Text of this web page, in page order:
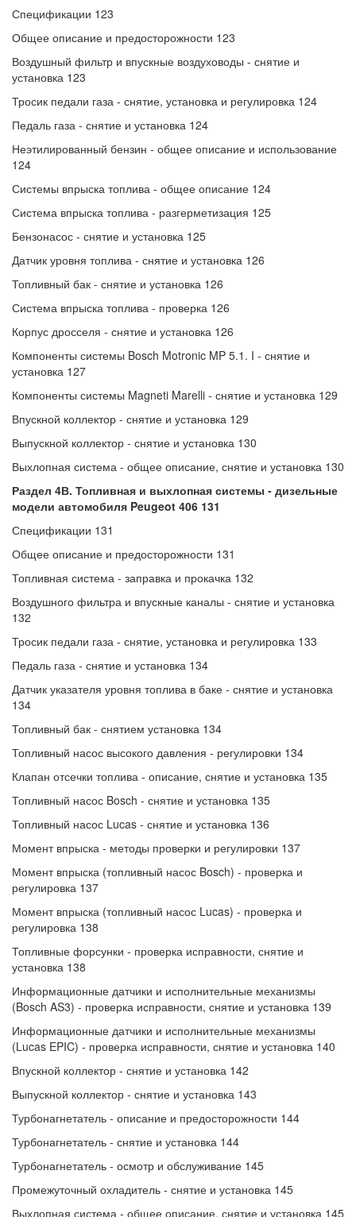
Спецификации 123
Общее описание и предосторожности 123
Воздушный фильтр и впускные воздуховоды - снятие и
установка 123
Тросик педали газа - снятие, установка и регулировка 124
Педаль газа - снятие и установка 124
Неэтилированный бензин - общее описание и использование
124
Системы впрыска топлива - общее описание 124
Система впрыска топлива - разгерметизация 125
Бензонасос - снятие и установка 125
Датчик уровня топлива - снятие и установка 126
Топливный бак - снятие и установка 126
Система впрыска топлива - проверка 126
Корпус дросселя - снятие и установка 126
Компоненты системы Bosch Motronic MP 5.1. I - снятие и
установка 127
Компоненты системы Magneti Marelli - снятие и установка 129
Впускной коллектор - снятие и установка 129
Выпускной коллектор - снятие и установка 130
Выхлопная система - общее описание, снятие и установка 130
Раздел 4В. Топливная и выхлопная системы - дизельные
модели автомобиля Peugeot 406 131
Спецификации 131
Общее описание и предосторожности 131
Топливная система - заправка и прокачка 132
Воздушного фильтра и впускные каналы - снятие и установка
132
Тросик педали газа - снятие, установка и регулировка 133
Педаль газа - снятие и установка 134
Датчик указателя уровня топлива в баке - снятие и установка
134
Топливный бак - снятием установка 134
Топливный насос высокого давления - регулировки 134
Клапан отсечки топлива - описание, снятие и установка 135
Топливный насос Bosch - снятие и установка 135
Топливный насос Lucas - снятие и установка 136
Момент впрыска - методы проверки и регулировки 137
Момент впрыска (топливный насос Bosch) - проверка и
регулировка 137
Момент впрыска (топливный насос Lucas) - проверка и
регулировка 138
Топливные форсунки - проверка исправности, снятие и
установка 138
Информационные датчики и исполнительные механизмы
(Bosch AS3) - проверка исправности, снятие и установка 139
Информационные датчики и исполнительные механизмы
(Lucas EPIC) - проверка исправности, снятие и установка 140
Впускной коллектор - снятие и установка 142
Выпускной коллектор - снятие и установка 143
Турбонагнетатель - описание и предосторожности 144
Турбонагнетатель - снятие и установка 144
Турбонагнетатель - осмотр и обслуживание 145
Промежуточный охладитель - снятие и установка 145
Выхлопная система - общее описание, снятие и установка 145